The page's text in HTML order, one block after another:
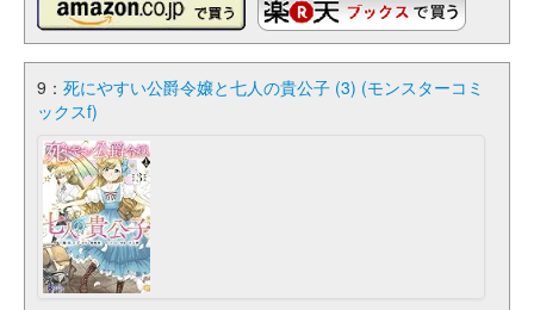
9： 死にやすい公爵令嬢と七人の貴公子 (3) (モンスターコミ
ックスf)